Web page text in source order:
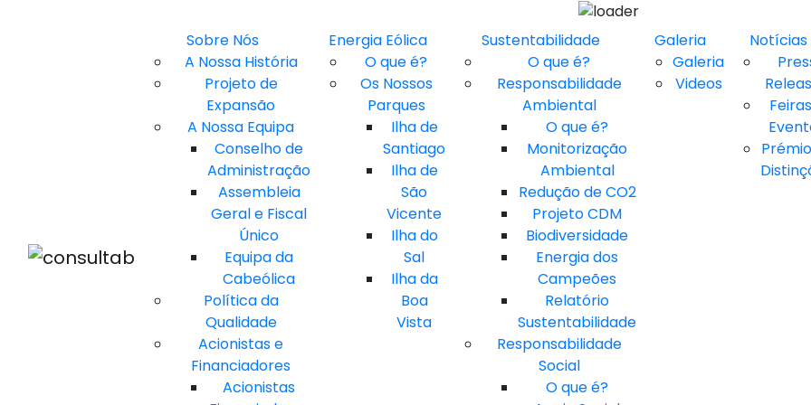
Sobre Nós
A Nossa História
Projeto de
Expansão
A Nossa Equipa
Conselho de
Administração
Assembleia
Geral e Fiscal
Único
Equipa da
Cabeólica
Política da
Qualidade
Acionistas e
Financiadores
Acionistas
Energia Eólica
O que é?
Os Nossos
Parques
Ilha de
Santiago
Ilha de
São
Vicente
Ilha do
Sal
Ilha da
Boa
Vista
Sustentabilidade
O que é?
Responsabilidade
Ambiental
O que é?
Monitorização
Ambiental
Redução de CO2
Projeto CDM
Biodiversidade
Energia dos
Campeões
Relatório
Sustentabilidade
Responsabilidade
Social
O que é?
Galeria
Galeria
Videos
Notícias